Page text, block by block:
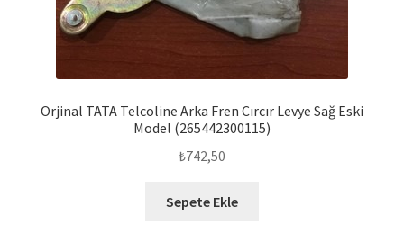
Orjinal TATA Telcoline Arka Fren Cırcır Levye Sağ Eski
Model (265442300115)
₺742,50
Sepete Ekle